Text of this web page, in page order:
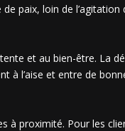
paix, loin de l’agitation
et au bien-être. La
à l’aise et entre de
à proximité. Pour les